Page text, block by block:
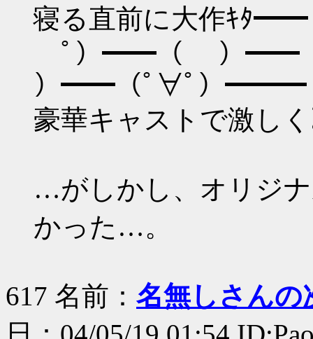
寝る直前に大作ｷﾀ
ﾟ）━━（ ）━━
）━━（ﾟ∀ﾟ）━━━
豪華キャストで激し
…がしかし、オリジ
かった…。
617 名前： 名無しさんの